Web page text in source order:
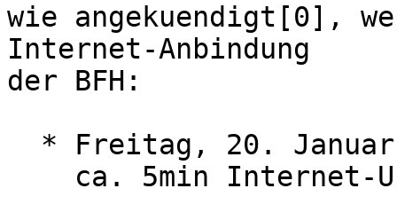
wie angekuendigt[0],
Internet-Anbindung
der BFH: